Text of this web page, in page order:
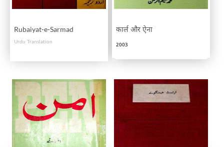
Rubaiyat-e-Sarmad
Urdu Translation
कार्ल और ऐना
2003